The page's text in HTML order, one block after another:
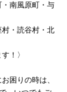
南風原町・与
・読谷村・北
！〉
困りの時は、